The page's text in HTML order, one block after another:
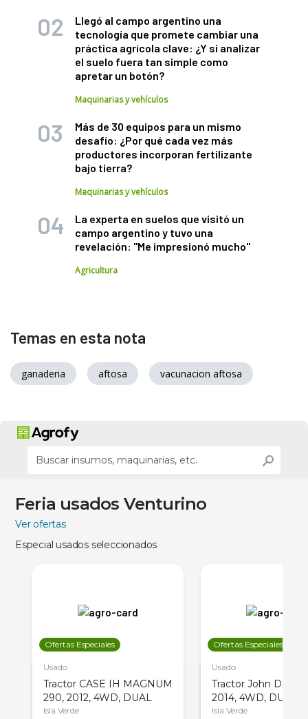
Llegó al campo argentino una
tecnología que promete cambiar una
práctica agrícola clave: ¿Y si analizar
el suelo fuera tan simple como
apretar un botón?
Maquinarias y vehículos
Más de 30 equipos para un mismo
desafío: ¿Por qué cada vez más
productores incorporan fertilizante
bajo tierra?
Maquinarias y vehículos
La experta en suelos que visitó un
campo argentino y tuvo una
revelación: "Me impresionó mucho"
Agricultura
Temas en esta nota
ganaderia aftosa vacunacion aftosa
Feria usados Venturino
Ver ofertas
Especial usados seleccionados
Ofertas Especiales
Usado
Tractor CASE IH MAGNUM
290, 2012, 4WD, DUAL
Isla Verde
Ofertas Especiales
Usado
Tractor John Deere
2014, 4WD, DUAL
Isla Verde